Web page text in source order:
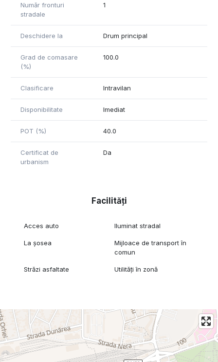
Număr fronturi
stradale
1
Deschidere la Drum principal
Grad de comasare
(%)
100.0
Clasificare Intravilan
Disponibilitate Imediat
POT (%) 40.0
Certificat de
urbanism
Da
Facilități
Acces auto Iluminat stradal
La șosea
Mijloace de transport în
comun
Străzi asfaltate Utilități în zonă